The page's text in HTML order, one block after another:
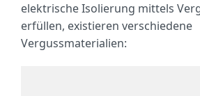
elektrische Isolierung mittels
erfüllen, existieren verschiedene
Vergussmaterialien: